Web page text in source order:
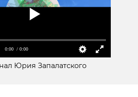
0:00 / 0:00
Юрия Запалатского